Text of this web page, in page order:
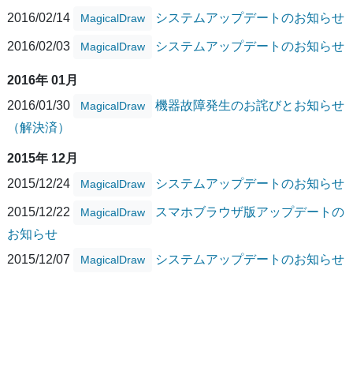
2016/02/14
MagicalDraw システムアップデートのお知らせ
2016/02/03 MagicalDraw システムアップデートのお知らせ
2016年 01月
2016/01/30
MagicalDraw
機器故障発生のお詫びとお知らせ
（解決済）
2015年 12月
2015/12/24
MagicalDraw システムアップデートのお知らせ
2015/12/22 MagicalDraw
スマホブラウザ版アップデートの
お知らせ
2015/12/07
MagicalDraw システムアップデートのお知らせ